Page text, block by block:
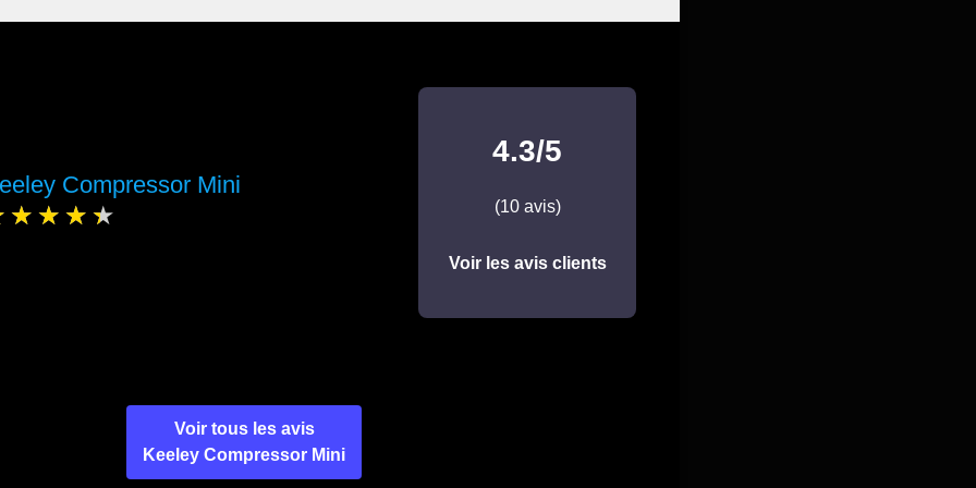
Compressor Mini
4.3/5
(10 avis)
Voir les avis clients
Voir tous les avis
Keeley Compressor Mini